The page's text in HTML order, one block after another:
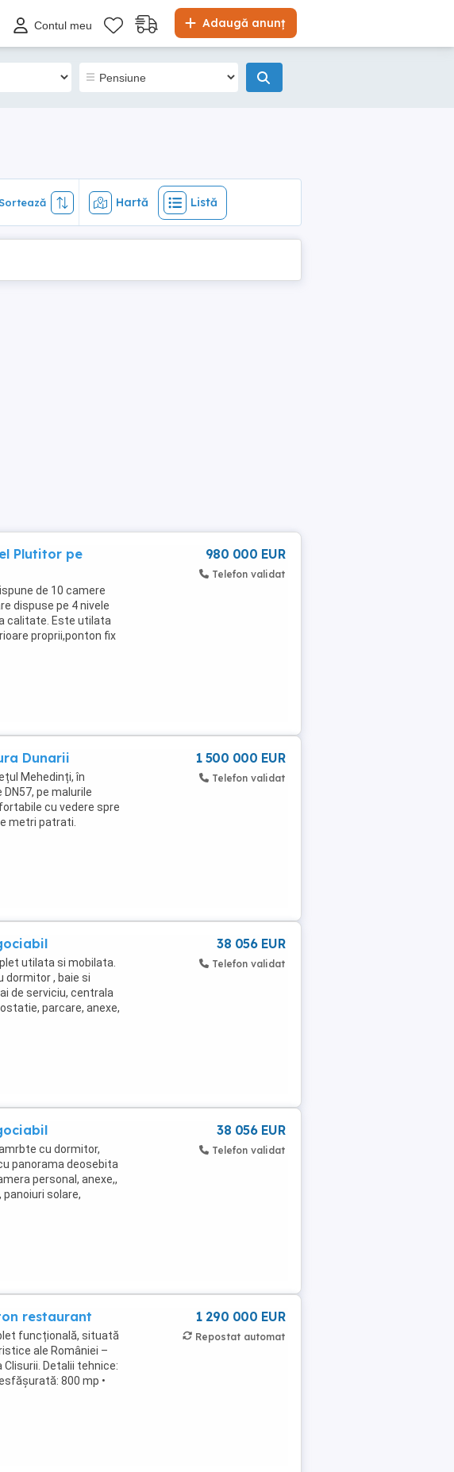
Adaugă anunț
Contul meu Hartă Listă
Hartă Listă
Plutitor pe
de 10 camere
dispuse pe 4 nivele
calitate. Este utilata
proprii,ponton fix
980 000 EUR
Telefon validat
Dunarii
Mehedinți, în
pe malurile
cu vedere spre
metri patrati.
1 500 000 EUR
Telefon validat
utilata si mobilata.
dormitor , baie si
de serviciu, centrala
parcare, anexe,
38 056 EUR
Telefon validat
cu dormitor,
panorama deosebita
personal, anexe,,
solare,
38 056 EUR
Telefon validat
restaurant
funcțională, situată
ale României –
Clisurii. Detalii tehnice:
800 mp •
1 290 000 EUR
Repostat automat